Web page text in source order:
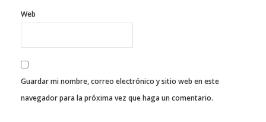
Web
Guardar mi nombre, correo electrónico y sitio web en este
navegador para la próxima vez que haga un comentario.